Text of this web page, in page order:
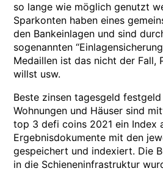
so lange wie möglich genutzt
Sparkonten haben eines
den Bankeinlagen und sind
sogenannten
Medaillen ist das nicht der Fall,
willst usw.
Beste zinsen tagesgeld
Wohnungen und Häuser sind
top 3 defi coins 2021 ein Index
Ergebnisdokumente mit den
gespeichert und indexiert. Die
in die Schieneninfrastruktur